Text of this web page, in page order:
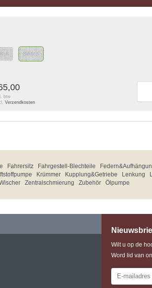
Bosch
btw
Verzendkosten
Fahrersitz Fahrgestell-Blechteile
Krümmer Kupplung&Getriebe Lenkung
Zentralschmierung Zubehör Ölpumpe
Wilt u op de
Word lid van